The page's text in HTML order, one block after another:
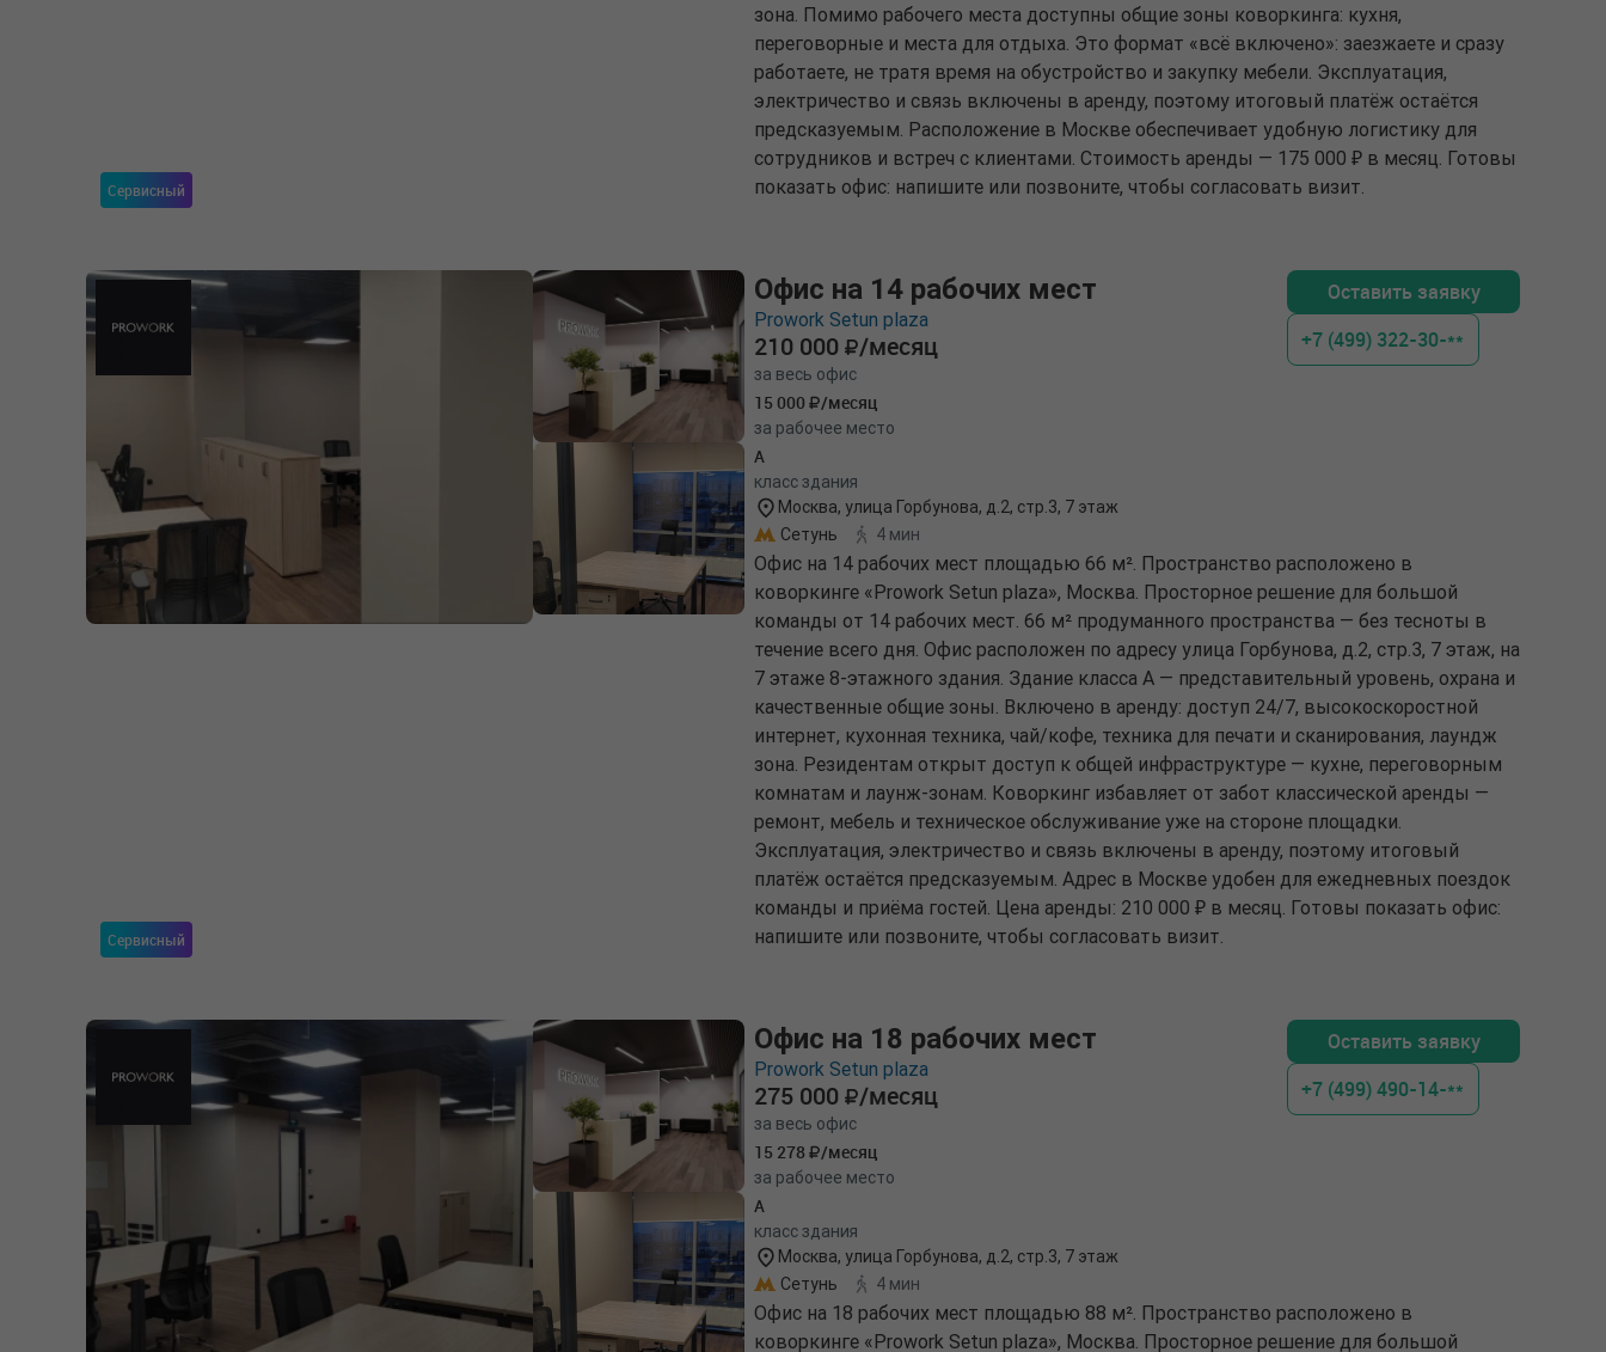
Сервисный
зона. Помимо рабочего места доступны общие зоны коворкинга: кухня,
переговорные и места для отдыха. Это формат «всё включено»: заезжаете и сразу
работаете, не тратя время на обустройство и закупку мебели. Эксплуатация,
электричество и связь включены в аренду, поэтому итоговый платёж остаётся
предсказуемым. Расположение в Москве обеспечивает удобную логистику для
сотрудников и встреч с клиентами. Стоимость аренды — 175 000 ₽ в месяц. Готовы
показать офис: напишите или позвоните, чтобы согласовать визит.
Сервисный
Офис на 14 рабочих мест
Prowork Setun plaza
210 000 /месяц
за весь офис
15 000 /месяц
за рабочее место
A
класс здания
Москва, улица Горбунова, д.2, стр.3, 7 этаж
Сетунь
4 мин
Офис на 14 рабочих мест площадью 66 м². Пространство расположено в
коворкинге «Prowork Setun plaza», Москва. Просторное решение для большой
команды от 14 рабочих мест. 66 м² продуманного пространства — без тесноты в
течение всего дня. Офис расположен по адресу улица Горбунова, д.2, стр.3, 7 этаж, на
7 этаже 8-этажного здания. Здание класса A — представительный уровень, охрана и
качественные общие зоны. Включено в аренду: доступ 24/7, высокоскоростной
интернет, кухонная техника, чай/кофе, техника для печати и сканирования, лаундж
зона. Резидентам открыт доступ к общей инфраструктуре — кухне, переговорным
комнатам и лаунж-зонам. Коворкинг избавляет от забот классической аренды —
ремонт, мебель и техническое обслуживание уже на стороне площадки.
Эксплуатация, электричество и связь включены в аренду, поэтому итоговый
платёж остаётся предсказуемым. Адрес в Москве удобен для ежедневных поездок
команды и приёма гостей. Цена аренды: 210 000 ₽ в месяц. Готовы показать офис:
напишите или позвоните, чтобы согласовать визит.
Оставить заявку
+7 (499) 322-30-**
Офис на 18 рабочих мест
Prowork Setun plaza
275 000 /месяц
за весь офис
15 278 /месяц
за рабочее место
A
класс здания
Москва, улица Горбунова, д.2, стр.3, 7 этаж
Сетунь
4 мин
Офис на 18 рабочих мест площадью 88 м². Пространство расположено в
коворкинге «Prowork Setun plaza», Москва. Просторное решение для большой
Оставить заявку
+7 (499) 490-14-**